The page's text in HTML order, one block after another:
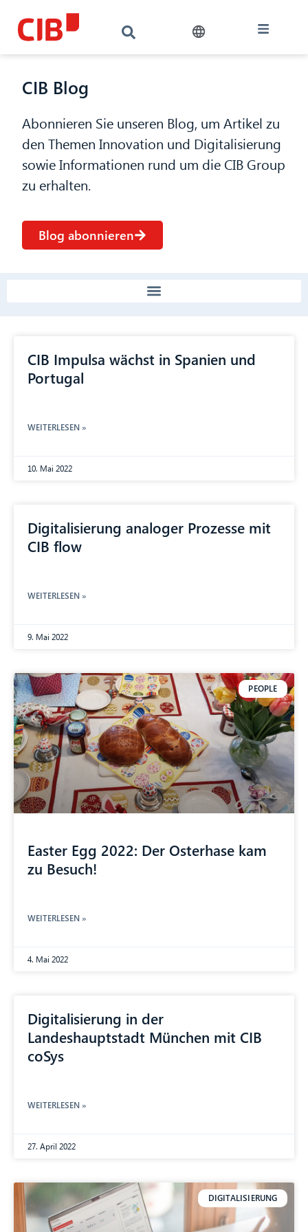
CIB Blog
Abonnieren Sie unseren Blog, um Artikel zu
den Themen Innovation und Digitalisierung
sowie Informationen rund um die CIB Group
zu erhalten.
Blog abonnieren
CIB Impulsa wächst in Spanien und
Portugal
WEITERLESEN »
10. Mai 2022
Digitalisierung analoger Prozesse mit
CIB flow
WEITERLESEN »
9. Mai 2022
PEOPLE
Easter Egg 2022: Der Osterhase kam
zu Besuch!
WEITERLESEN »
4. Mai 2022
Digitalisierung in der
Landeshauptstadt München mit CIB
coSys
WEITERLESEN »
27. April 2022
DIGITALISIERUNG